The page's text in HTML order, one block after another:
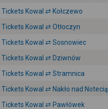
Tickets Kowal ⇄ Kołczewo
Tickets Kowal ⇄ Otłoczyn
Tickets Kowal ⇄ Sosnowiec
Tickets Kowal ⇄ Dziwnów
Tickets Kowal ⇄ Stramnica
Tickets Kowal ⇄ Nakło nad Notecią
Tickets Kowal ⇄ Pawłówek